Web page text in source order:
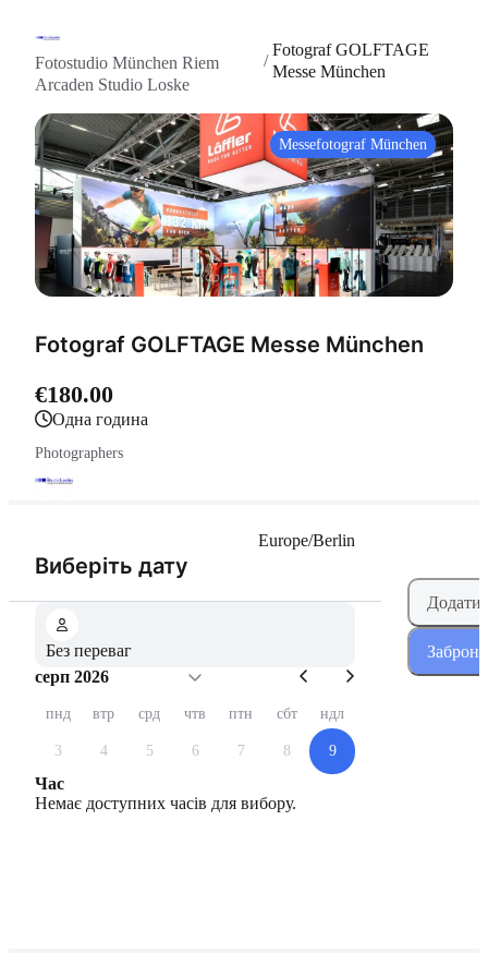
Fotostudio München Riem
Arcaden Studio Loske
/
Fotograf GOLFTAGE
Messe München
Messefotograf München
Fotograf GOLFTAGE Messe München
€180.00
одна година
Photographers
Виберіть дату
Europe/Berlin
Без переваг
серп 2026
пнд втр срд чтв птн сбт ндл
3 4 5 6 7 8 9
Час
Немає доступних часів для вибору.
Додати